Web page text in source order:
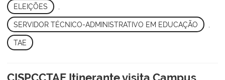
ELEIÇÕES
SERVIDOR TÉCNICO-ADMINISTRATIVO EM EDUCAÇÃO
TAE